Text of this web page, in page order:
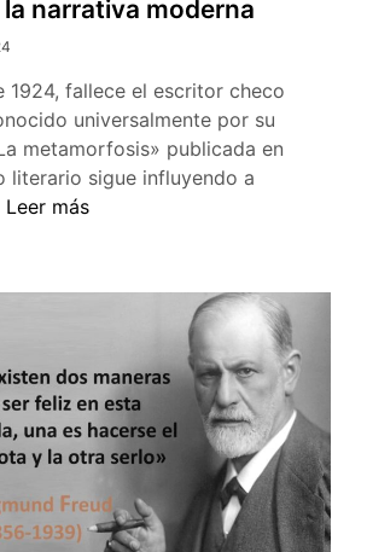
narrativa moderna
1924, fallece el escritor checo
universalmente por su
metamorfosis» publicada en
literario sigue influyendo a
Franz
visionario
transformó
la
narrativa
moderna
Leer más